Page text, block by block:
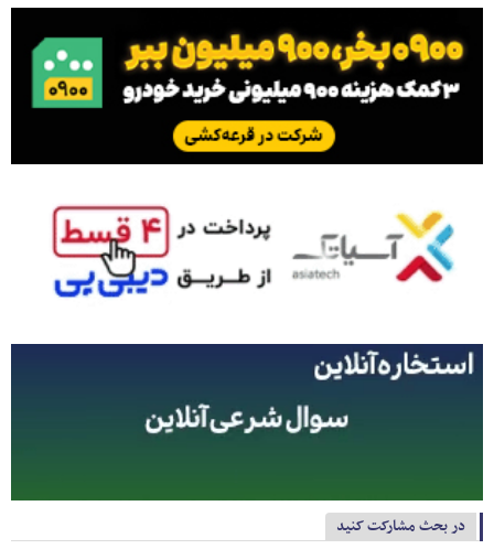
در بحث مشارکت کنید